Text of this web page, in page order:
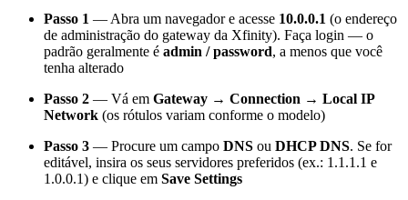
Passo 1 — Abra um navegador e acesse 10.0.0.1 (o endereço
de administração do gateway da Xfinity). Faça login — o
padrão geralmente é admin / password, a menos que você
tenha alterado
Passo 2 — Vá em Gateway → Connection → Local IP
Network (os rótulos variam conforme o modelo)
Passo 3 — Procure um campo DNS ou DHCP DNS. Se for
editável, insira os seus servidores preferidos (ex.: 1.1.1.1 e
1.0.0.1) e clique em Save Settings